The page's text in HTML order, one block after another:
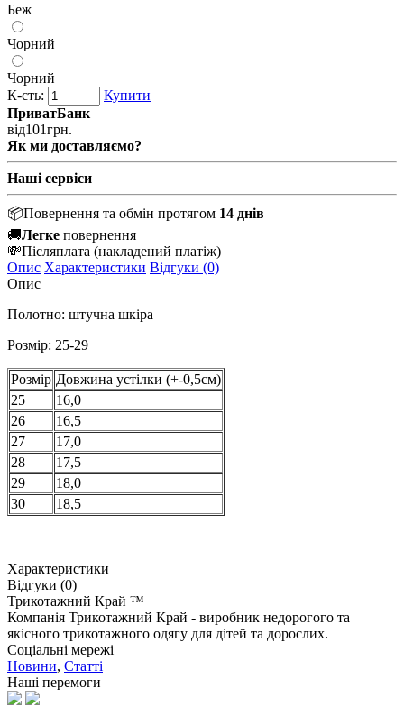
Беж
Чорний
Чорний
К-сть:
Купити
ПриватБанк
від101грн.
Як ми доставляємо?
Наші сервіси
📦Повернення та обмін протягом 14 днів
🚚Легке повернення
💸Післяплата (накладений платіж)
Опис Характеристики Відгуки (0)
Опис
Полотно: штучна шкіра
Розмір: 25-29
Розмір Довжина устілки (+-0,5см)
25
16,0
26
16,5
27
17,0
28
17,5
29
18,0
30
18,5
Характеристики
Відгуки (0)
Трикотажний Край ™
Компанія Трикотажний Край - виробник недорогого та
якісного трикотажного одягу для дітей та дорослих.
Соціальні мережі
Новини, Статті
Наші перемоги